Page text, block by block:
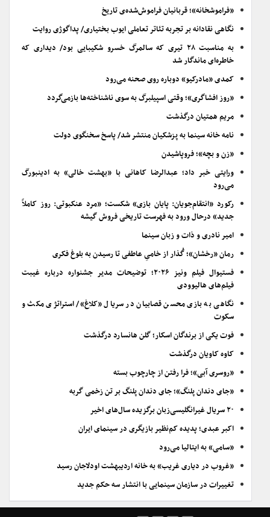
«فراموشخانه»؛ قربانیان فراموش‌شده‌ی تاریخ
نگاهی نقادانه بر تجربه تئاتر تعاملی ایوب بختیاری/ پداگوژی روایت
به مناسبت ۲۸ تیری که سالمرگ خسرو شکیبایی بود/ دیداری که
خاطره‌ای ماندگار شد
کمدی «مادرکیو» دوباره روی صحنه می‌رود
«روز افشاگری»؛ وقتی اسپیلبرگ به سوی ناشناخته‌ها بازمی‌گردد
مریم همتیان درگذشت
نامه خانه سینما به پزشکیان منتشر شد/ پاسخ سخنگوی دولت
«زن و بچه»؛ فروپاشیدن
ورایتی خبر داد؛ عبدالرضا کاهانی با «بهشت خالی» به ادینبورگ
می‌رود
رکورد «انتقام‌جویان: پایان بازی» شکست؛ «مرد عنکبوتی: روز کاملاً
جدید» درحال ورود به فهرست تاریخی فروش گیشه
امیر نادری و ذات و زبان سینما
رمان «رخشان»؛ گُذار از خامیِ عاطفی تا رسیدن به بلوغ فکری
فستیوال فیلم ونیز ۲۰۲۶؛ توضیحات مدیر جشنواره درباره غیبت
فیلم‌های هالیوودی
نگاهی به بازی محسن قصابیان در سریال «کلاغ»/ استراتژی مکث و
سکوت
فوت یکی از برندگان اسکار؛ گلن هانسارد درگذشت
کاوه کاویان درگذشت
«روسری آبی»؛ فرا رفتن از چارچوب بسته
«جای دندان پلنگ»؛ جای دندان پلنگ بر تن زخمی گربه
۲۰ سریال غیرانگلیسی‌زبان برگزیده سال‌های اخیر
اکبر عبدی؛ پدیده کم‌نظیر بازیگری در سینمای ایران
«سامی» به ایتالیا می‌رود
«غروب در دیاری غریب» به خانه اردیبهشت اودلاجان رسید
تغییرات در سازمان سینمایی با انتشار سه حکم جدید